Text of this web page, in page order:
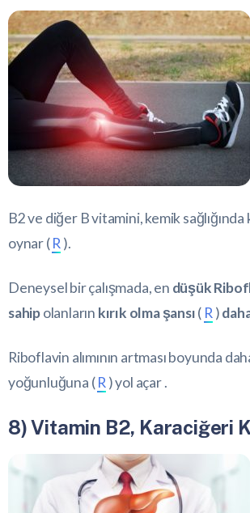
B2 ve diğer B vitamini, kemik
oynar (R).
Deneysel bir çalışmada, en düşük
sahipolanların kırık olma şansı( R)
Riboflavin alımının artması boyunda
yoğunluğuna (R) yol açar .
8) Vitamin B2, Karaciğeri